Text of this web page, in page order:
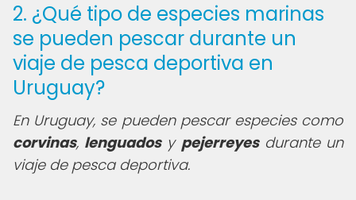
2. ¿Qué tipo de especies marinas
se pueden pescar durante un
viaje de pesca deportiva en
Uruguay?
En Uruguay, se pueden pescar especies como
corvinas, lenguadosy pejerreyesdurante un
viaje de pesca deportiva.